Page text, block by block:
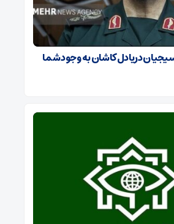
دریادل کاشان به وجود شما